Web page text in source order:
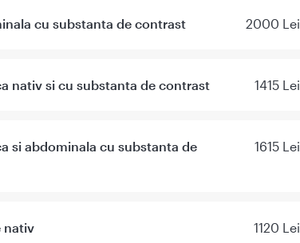
cu substanta de contrast 2000 Lei
nativ si cu substanta de contrast 1415 Lei
si abdominala cu substanta de
1615 Lei
nativ 1120 Lei